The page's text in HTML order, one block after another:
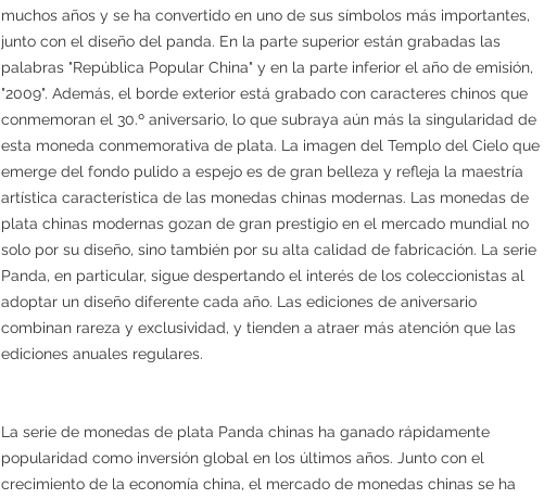
muchos años y se ha convertido en uno de sus símbolos más importantes,
junto con el diseño del panda. En la parte superior están grabadas las
palabras "República Popular China" y en la parte inferior el año de emisión,
"2009". Además, el borde exterior está grabado con caracteres chinos que
conmemoran el 30.º aniversario, lo que subraya aún más la singularidad de
esta moneda conmemorativa de plata. La imagen del Templo del Cielo que
emerge del fondo pulido a espejo es de gran belleza y refleja la maestría
artística característica de las monedas chinas modernas. Las monedas de
plata chinas modernas gozan de gran prestigio en el mercado mundial no
solo por su diseño, sino también por su alta calidad de fabricación. La serie
Panda, en particular, sigue despertando el interés de los coleccionistas al
adoptar un diseño diferente cada año. Las ediciones de aniversario
combinan rareza y exclusividad, y tienden a atraer más atención que las
ediciones anuales regulares.
La serie de monedas de plata Panda chinas ha ganado rápidamente
popularidad como inversión global en los últimos años. Junto con el
crecimiento de la economía china, el mercado de monedas chinas se ha